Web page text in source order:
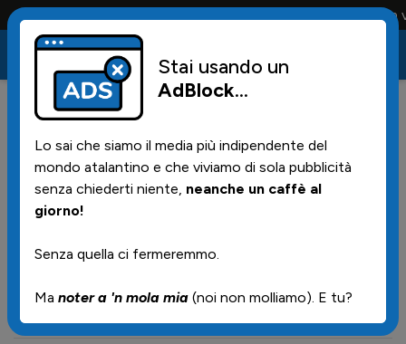
Conta solo la maglia e solo i tifosi la portano tutta la vita
NOTIZIE
24/07/2026 | 17.30 6 commenti
Il calcio mondiale a un bivio: tra business e
tradizione
24/07/2026 | 16.00
posto...
Svelati gli allenatori delle giovanili
dell'Atalanta: tante conferme, arriva Fautario
Stai usando un
AdBlock...
Lo sai che siamo il media più indipendente del
mondo atalantino e che viviamo di sola pubblicità
senza chiederti niente, neanche un caffè al
giorno!
Senza quella ci fermeremmo.
Ma noter a 'n mola mia (noi non molliamo). E tu?